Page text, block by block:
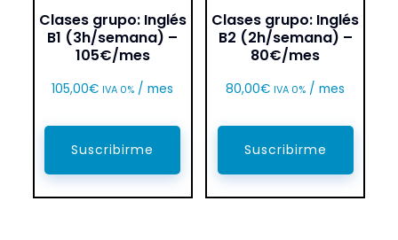
Clases grupo: Inglés
B1 (3h/semana) –
105€/mes
105,00€ IVA 0% / mes
Suscribirme
Clases grupo: Inglés
B2 (2h/semana) –
80€/mes
80,00€ IVA 0% / mes
Suscribirme